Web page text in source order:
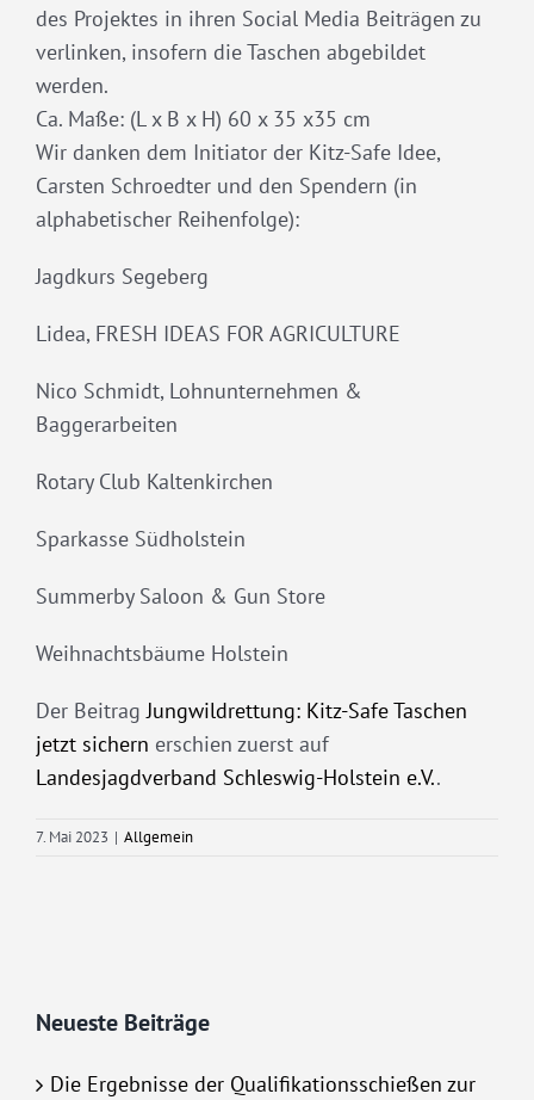
des Projektes in ihren Social Media Beiträgen zu
verlinken, insofern die Taschen abgebildet
werden.
Ca. Maße: (L x B x H) 60 x 35 x35 cm
Wir danken dem Initiator der Kitz-Safe Idee,
Carsten Schroedter und den Spendern (in
alphabetischer Reihenfolge):
Jagdkurs Segeberg
Lidea, FRESH IDEAS FOR AGRICULTURE
Nico Schmidt, Lohnunternehmen &
Baggerarbeiten
Rotary Club Kaltenkirchen
Sparkasse Südholstein
Summerby Saloon & Gun Store
Weihnachtsbäume Holstein
Der BeitragJungwildrettung: Kitz-Safe Taschen
jetzt sichern erschien zuerst auf
Landesjagdverband Schleswig-Holstein e.V..
7. Mai 2023 | Allgemein
Neueste Beiträge
Die Ergebnisse der Qualifikationsschießen zur